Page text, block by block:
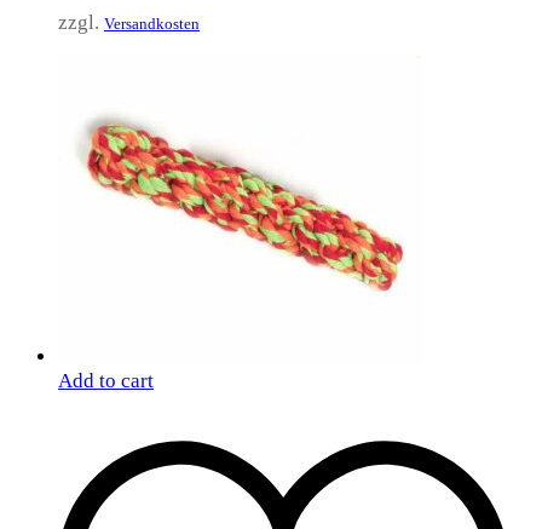
zzgl. Versandkosten
Add to cart